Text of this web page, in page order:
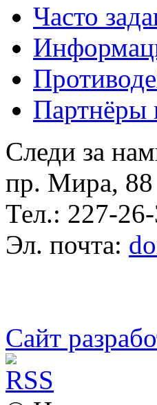
Часто
Партнёры
Следи за
пр. Мира, 88
Тел.: 227-
Эл. почта:
Сайт